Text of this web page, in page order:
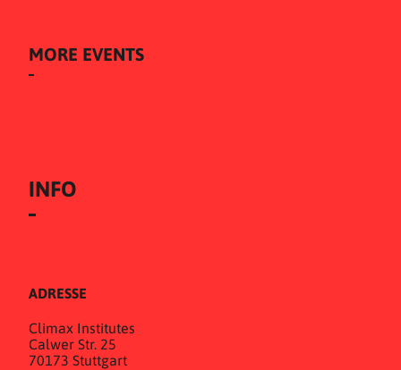
MORE EVENTS
INFO
ADRESSE
Climax Institutes
Calwer Str. 25
70173 Stuttgart